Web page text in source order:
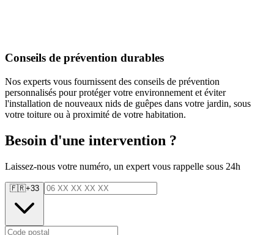
Conseils de prévention durables
Nos experts vous fournissent des conseils de prévention
personnalisés pour protéger votre environnement et éviter
l'installation de nouveaux nids de guêpes dans votre jardin, sous
votre toiture ou à proximité de votre habitation.
Besoin d'une intervention ?
Laissez-nous votre numéro, un expert vous rappelle sous 24h
🇫🇷+33